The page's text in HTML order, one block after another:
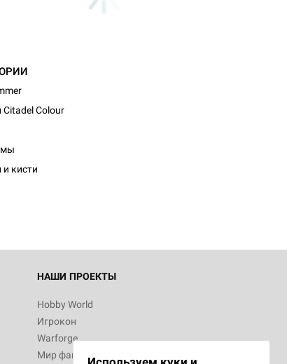
Citadel Colour
и кисти
НАШИ ПРОЕКТЫ
Hobby World
Игрокон
Warforge
Мир фантастики